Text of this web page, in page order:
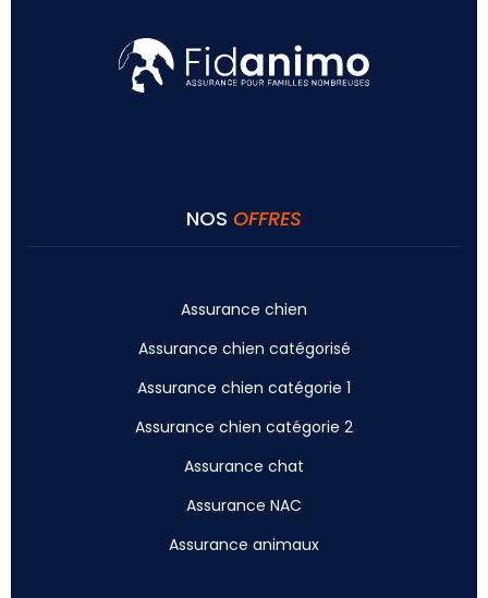
NOS OFFRES
Assurance chien
Assurance chien catégorisé
Assurance chien catégorie 1
Assurance chien catégorie 2
Assurance chat
Assurance NAC
Assurance animaux